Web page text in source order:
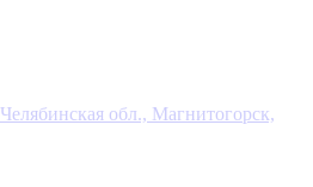
Челябинская обл., Магнитогорск,